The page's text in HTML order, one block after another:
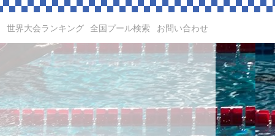
世界大会ランキング 全国プール検索 お問い合わせ